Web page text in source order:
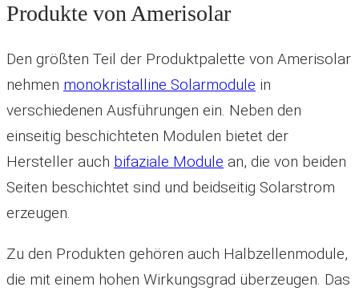
Produkte von Amerisolar
Den größten Teil der Produktpalette von Amerisolar
nehmen monokristalline Solarmodule in
verschiedenen Ausführungen ein. Neben den
einseitig beschichteten Modulen bietet der
Hersteller auch bifaziale Module an, die von beiden
Seiten beschichtet sind und beidseitig Solarstrom
erzeugen.
Zu den Produkten gehören auch Halbzellenmodule,
die mit einem hohen Wirkungsgrad überzeugen. Das